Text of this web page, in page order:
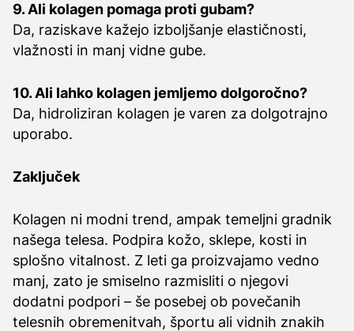
9. Ali kolagen pomaga proti gubam?
Da, raziskave kažejo izboljšanje elastičnosti,
vlažnosti in manj vidne gube.
10. Ali lahko kolagen jemljemo dolgoročno?
Da, hidroliziran kolagen je varen za dolgotrajno
uporabo.
Zaključek
Kolagen ni modni trend, ampak temeljni gradnik
našega telesa. Podpira kožo, sklepe, kosti in
splošno vitalnost. Z leti ga proizvajamo vedno
manj, zato je smiselno razmisliti o njegovi
dodatni podpori – še posebej ob povečanih
telesnih obremenitvah, športu ali vidnih znakih